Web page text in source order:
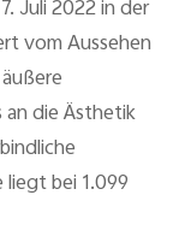
Juli 2022 in der
vom Aussehen
die Ästhetik
bei 1.099